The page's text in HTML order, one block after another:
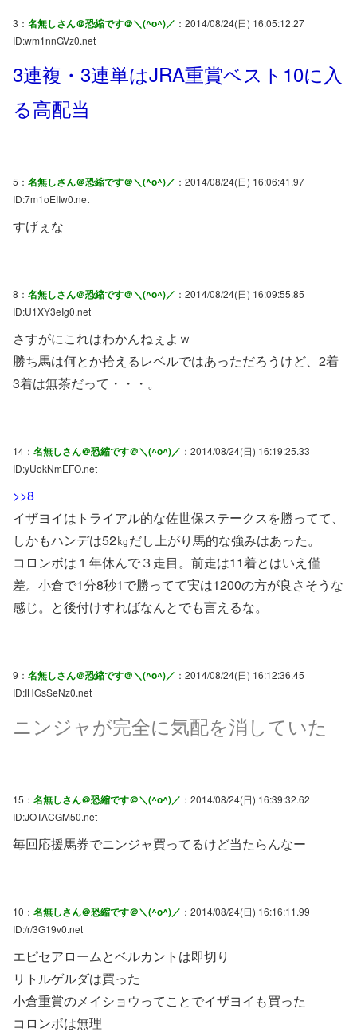
3： 名無しさん＠恐縮です＠＼(^o^)／ ：2014/08/24(日) 16:05:12.27
ID:wm1nnGVz0.net
3連複・3連単はJRA重賞ベスト10に入
る高配当
5： 名無しさん＠恐縮です＠＼(^o^)／ ：2014/08/24(日) 16:06:41.97
ID:7m1oEIIw0.net
すげぇな
8： 名無しさん＠恐縮です＠＼(^o^)／ ：2014/08/24(日) 16:09:55.85
ID:U1XY3eIg0.net
さすがにこれはわかんねぇよｗ
勝ち馬は何とか拾えるレベルではあっただろうけど、2着
3着は無茶だって・・・。
14： 名無しさん＠恐縮です＠＼(^o^)／ ：2014/08/24(日) 16:19:25.33
ID:yUokNmEFO.net
>>8
イザヨイはトライアル的な佐世保ステークスを勝ってて、
しかもハンデは52㎏だし上がり馬的な強みはあった。
コロンボは１年休んで３走目。前走は11着とはいえ僅
差。小倉で1分8秒1で勝ってて実は1200の方が良さそうな
感じ。と後付けすればなんとでも言えるな。
9： 名無しさん＠恐縮です＠＼(^o^)／ ：2014/08/24(日) 16:12:36.45
ID:IHGsSeNz0.net
ニンジャが完全に気配を消していた
15： 名無しさん＠恐縮です＠＼(^o^)／ ：2014/08/24(日) 16:39:32.62
ID:JOTACGM50.net
毎回応援馬券でニンジャ買ってるけど当たらんなー
10： 名無しさん＠恐縮です＠＼(^o^)／ ：2014/08/24(日) 16:16:11.99
ID:/r/3G19v0.net
エピセアロームとベルカントは即切り
リトルゲルダは買った
小倉重賞のメイショウってことでイザヨイも買った
コロンボは無理